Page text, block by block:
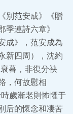
別范安成》《贈
季連詩六章》
成》，范安成為
新四周），沈約
暮，非復分袂
，何故慰相
歲漸老則怖懼于
后的懷念和凄苦